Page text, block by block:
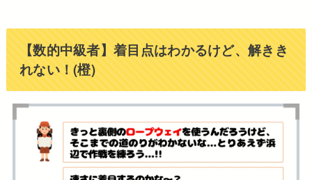
【数的中級者】着目点はわかるけど、解きき
れない！(橙)